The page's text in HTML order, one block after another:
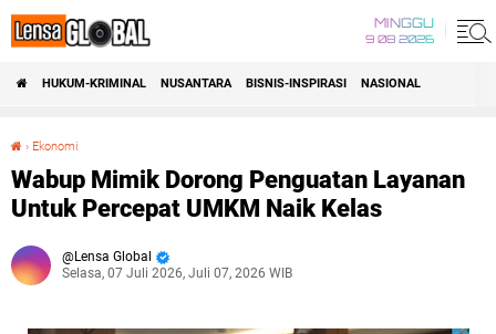
MINGGU
9 08 2026
HUKUM-KRIMINAL NUSANTARA BISNIS-INSPIRASI NASIONAL
› Ekonomi
Wabup Mimik Dorong Penguatan Layanan
Untuk Percepat UMKM Naik Kelas
Lensa Global
Selasa, 07 Juli 2026, Juli 07, 2026 WIB